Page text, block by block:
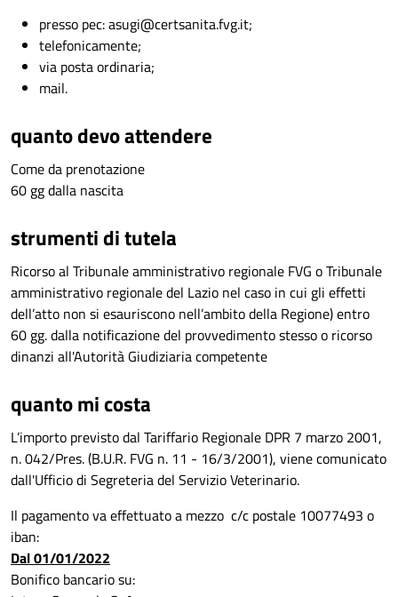
presso pec: asugi@certsanita.fvg.it;
telefonicamente;
via posta ordinaria;
mail.
quanto devo attendere
Come da prenotazione
60 gg dalla nascita
strumenti di tutela
Ricorso al Tribunale amministrativo regionale FVG o Tribunale
amministrativo regionale del Lazio nel caso in cui gli effetti
dell’atto non si esauriscono nell’ambito della Regione) entro
60 gg. dalla notificazione del provvedimento stesso o ricorso
dinanzi all'Autorità Giudiziaria competente
quanto mi costa
L’importo previsto dal Tariffario Regionale DPR 7 marzo 2001,
n. 042/Pres. (B.U.R. FVG n. 11 - 16/3/2001), viene comunicato
dall'Ufficio di Segreteria del Servizio Veterinario.
Il pagamento va effettuato a mezzo c/c postale 10077493 o
iban:
Dal 01/01/2022
Bonifico bancario su: